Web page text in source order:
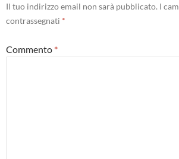
Il tuo indirizzo email non sarà pubblicato. I
contrassegnati *
Commento *